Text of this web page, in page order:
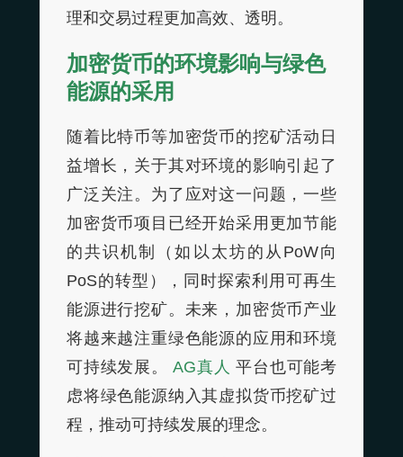
理和交易过程更加高效、透明。
加密货币的环境影响与绿色
能源的采用
随着比特币等加密货币的挖矿活动日
益增长，关于其对环境的影响引起了
广泛关注。为了应对这一问题，一些
加密货币项目已经开始采用更加节能
的共识机制（如以太坊的从PoW向
PoS的转型），同时探索利用可再生
能源进行挖矿。未来，加密货币产业
将越来越注重绿色能源的应用和环境
可持续发展。AG真人 平台也可能考
虑将绿色能源纳入其虚拟货币挖矿过
程，推动可持续发展的理念。